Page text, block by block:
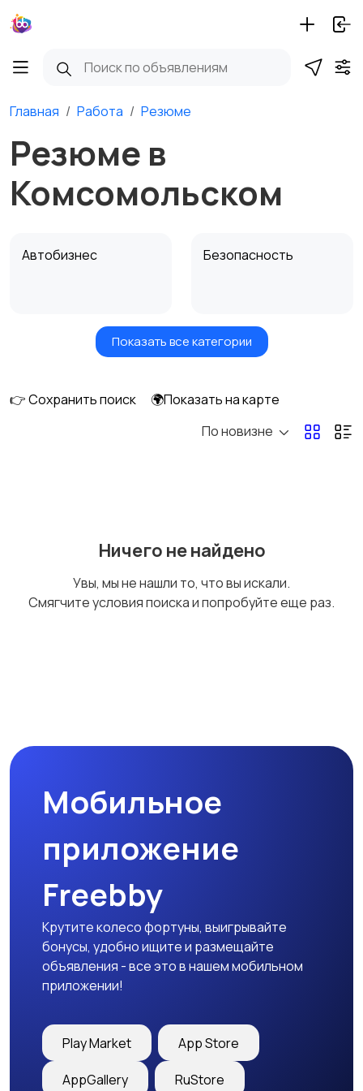
Главная Работа Резюме
Резюме в
Комсомольском
Автобизнес Безопасность
Бытовые услуги и
Высший менеджмент
Добыча сырья,
Медицина Начало карьеры
Образование и наука
закупки
Показать все категории
👉 Сохранить поиск
🌍Показать на карте
По новизне
Ничего не найдено
Увы, мы не нашли то, что вы искали.
Смягчите условия поиска и попробуйте еще раз.
Мобильное
приложение
Freebby
Крутите колесо фортуны, выигрывайте
бонусы, удобно ищите и размещайте
объявления - все это в нашем мобильном
приложении!
Play Market App Store
AppGallery RuStore